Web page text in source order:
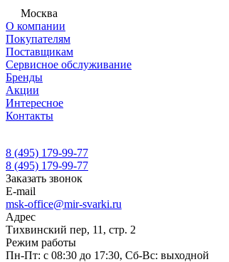
Москва
О компании
Покупателям
Поставщикам
Сервисное обслуживание
Бренды
Акции
Интересное
Контакты
8 (495) 179-99-77
8 (495) 179-99-77
Заказать звонок
E-mail
msk-office@mir-svarki.ru
Адрес
Тихвинский пер, 11, стр. 2
Режим работы
Пн-Пт: с 08:30 до 17:30, Сб-Вс: выходной